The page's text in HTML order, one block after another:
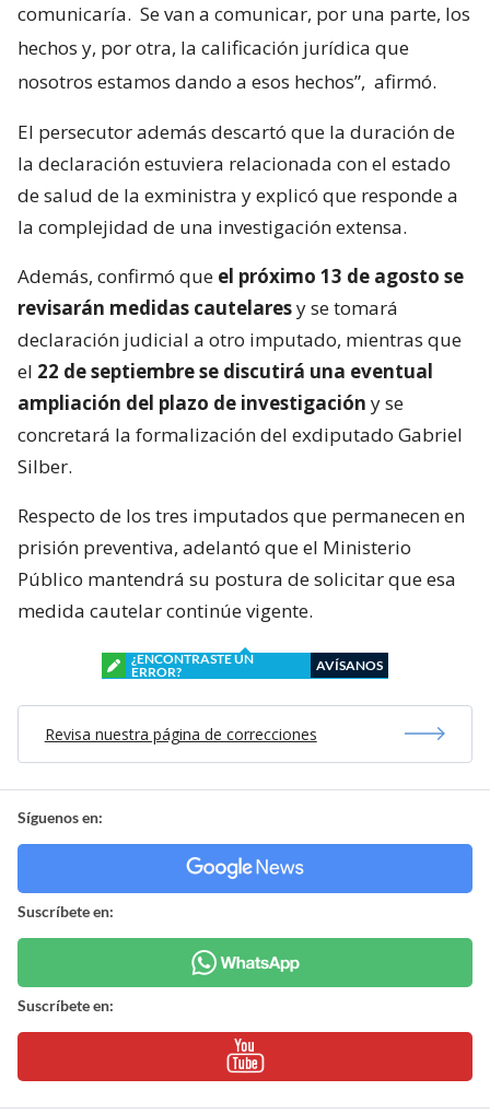
comunicaría. Se van a comunicar, por una parte, los
hechos y, por otra, la calificación jurídica que
nosotros estamos dando a esos hechos”, afirmó.
El persecutor además descartó que la duración de
la declaración estuviera relacionada con el estado
de salud de la exministra y explicó que responde a
la complejidad de una investigación extensa.
Además, confirmó que el próximo 13 de agosto se
revisarán medidas cautelaresy se tomará
declaración judicial a otro imputado, mientras que
el 22 de septiembre se discutirá una eventual
ampliación del plazo de investigación y se
concretará la formalización del exdiputado Gabriel
Silber.
Respecto de los tres imputados que permanecen en
prisión preventiva, adelantó que el Ministerio
Público mantendrá su postura de solicitar que esa
medida cautelar continúe vigente.
¿ENCONTRASTE UN
ERROR?
AVÍSANOS
Revisa nuestra página de correcciones
Síguenos en:
Suscríbete en:
Suscríbete en: